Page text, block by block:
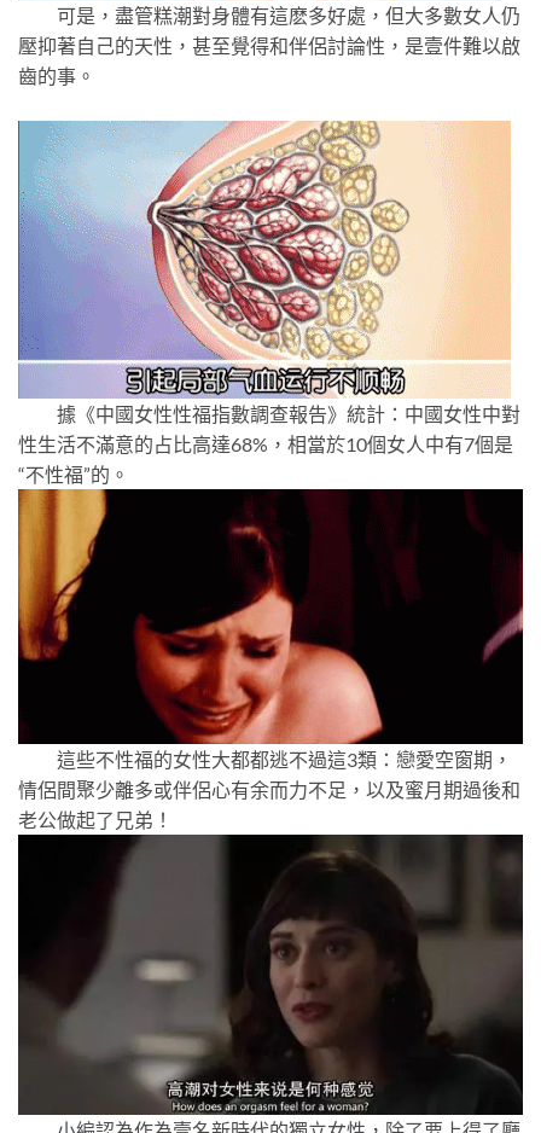
可是，盡管糕潮對身體有這麽多好處，但大多數女人仍
壓抑著自己的天性，甚至覺得和伴侶討論性，是壹件難以啟
齒的事。
據《中國女性性福指數調查報告》統計：中國女性中對
性生活不滿意的占比高達68%，相當於10個女人中有7個是
“不性福”的。
這些不性福的女性大都都逃不過這3類：戀愛空窗期，
情侶間聚少離多或伴侶心有余而力不足，以及蜜月期過後和
老公做起了兄弟！